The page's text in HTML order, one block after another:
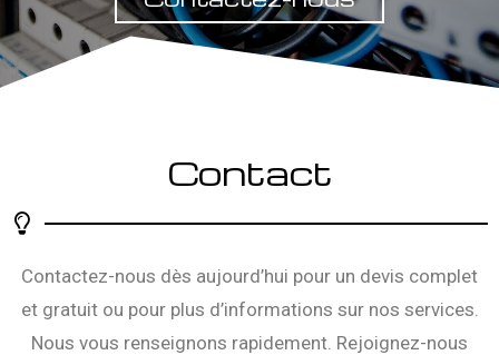
Contact
Contactez-nous dès aujourd’hui pour un devis complet
et gratuit ou pour plus d’informations sur nos services.
Nous vous renseignons rapidement. Rejoignez-nous